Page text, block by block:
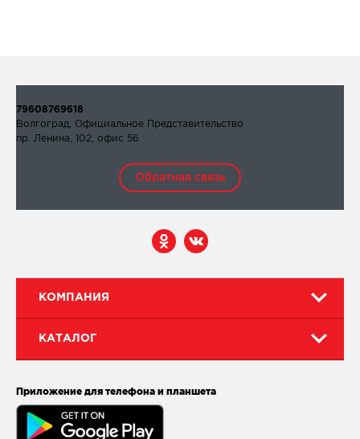
КОМПАНИЯ
КАТАЛОГ
Приложение для телефона и планшета
79608769618
Волгоград, Официальное Представительство
пр. Ленина, 102, офис 56
Обратная связь